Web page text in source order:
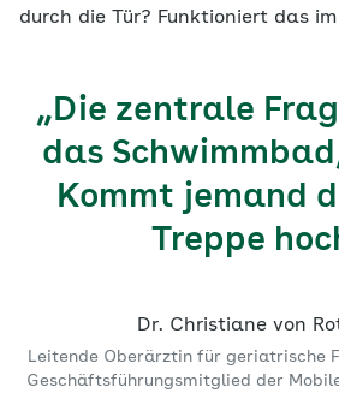
durch die Tür? Funktioniert das
„Die zentrale
das
Kommt jemand
Treppe
Dr. Christiane von
Leitende Oberärztin für geriatrische
Geschäftsführungsmitglied der